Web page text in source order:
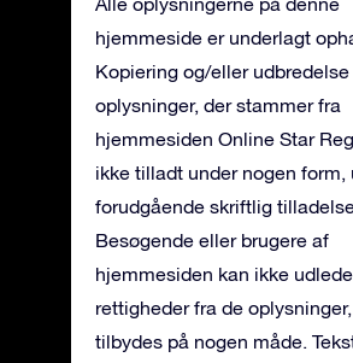
hjemmeside er underlagt
Kopiering og/eller
oplysninger, der stammer fra
hjemmesiden Online Star
ikke tilladt under nogen form,
forudgående skriftlig
Besøgende eller brugere af
hjemmesiden kan ikke
rettigheder fra de
tilbydes på nogen måde.